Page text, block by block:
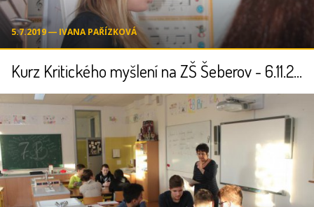
5.7.2019 ― IVANA PAŘÍZKOVÁ
Kurz Kritického myšlení na ZŠ Šeberov - 6.11.2014